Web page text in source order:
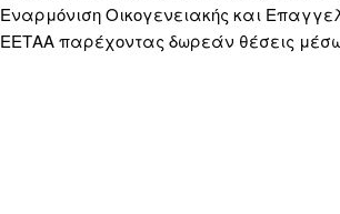
Εναρμόνιση Οικογενειακής και
ΕΕΤΑΑ παρέχοντας δωρεάν θέσεις